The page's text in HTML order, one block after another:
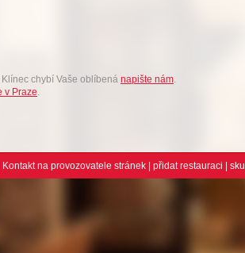
chybí Vaše oblíbená napište nám.
v Praze.
Kontakt na provozovatele stránek přidat restauraci |